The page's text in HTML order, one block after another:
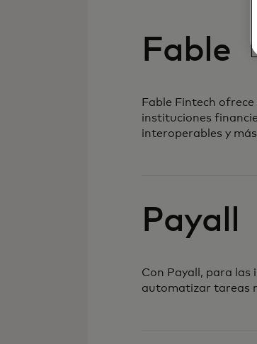
Fable
Fable Fintech
instituciones
interoperables y
Payall
Con Payall, para
automatizar tareas